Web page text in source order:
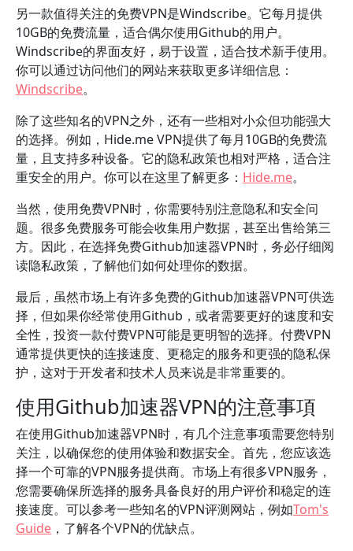
另一款值得关注的免费VPN是Windscribe。它每月提供
10GB的免费流量，适合偶尔使用Github的用户。
Windscribe的界面友好，易于设置，适合技术新手使用。
你可以通过访问他们的网站来获取更多详细信息：
Windscribe。
除了这些知名的VPN之外，还有一些相对小众但功能强大
的选择。例如，Hide.me VPN提供了每月10GB的免费流
量，且支持多种设备。它的隐私政策也相对严格，适合注
重安全的用户。你可以在这里了解更多： Hide.me。
当然，使用免费VPN时，你需要特别注意隐私和安全问
题。很多免费服务可能会收集用户数据，甚至出售给第三
方。因此，在选择免费Github加速器VPN时，务必仔细阅
读隐私政策，了解他们如何处理你的数据。
最后，虽然市场上有许多免费的Github加速器VPN可供选
择，但如果你经常使用Github，或者需要更好的速度和安
全性，投资一款付费VPN可能是更明智的选择。付费VPN
通常提供更快的连接速度、更稳定的服务和更强的隐私保
护，这对于开发者和技术人员来说是非常重要的。
使用Github加速器VPN的注意事項
在使用Github加速器VPN时，有几个注意事项需要您特别
关注，以确保您的使用体验和数据安全。首先，您应该选
择一个可靠的VPN服务提供商。市场上有很多VPN服务，
您需要确保所选择的服务具备良好的用户评价和稳定的连
接速度。可以参考一些知名的VPN评测网站，例如Tom's
Guide ，了解各个VPN的优缺点。